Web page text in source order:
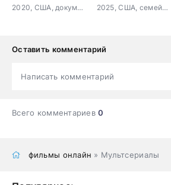
2020, США, документальный, короткометражка
2025, США, семейный
Оставить комментарий
Написать комментарий
Всего комментариев0
фильмы онлайн » Мультсериалы